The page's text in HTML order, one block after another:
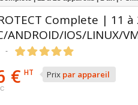
Complete | 11
ANDROID/IOS/LINUX/
-
€ HT Prix par appareil